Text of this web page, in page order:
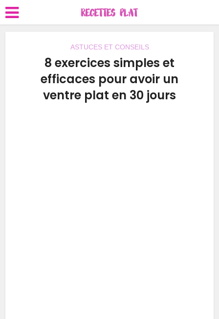
ASTUCES ET CONSEILS
8 exercices simples et
efficaces pour avoir un
ventre plat en 30 jours